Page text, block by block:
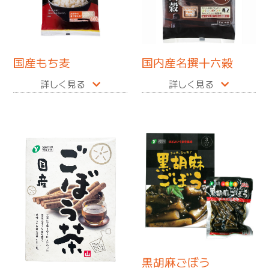
国産もち麦
詳しく見る
国内産名撰十六穀
詳しく見る
黒胡麻ごぼう